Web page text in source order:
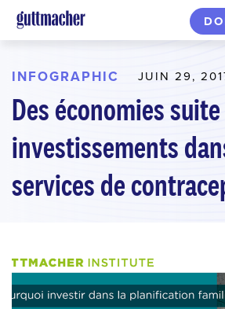
Skip
to
content
INFOGRAPHIC JUIN 29,
Des économies
investissements
services de